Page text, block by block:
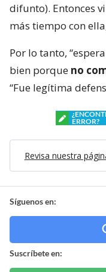
difunto). Entonces
más tiempo con
Por lo tanto,
bien porque no
“Fue legítima
ERROR?
Revisa nuestra
Síguenos en:
Suscríbete en: